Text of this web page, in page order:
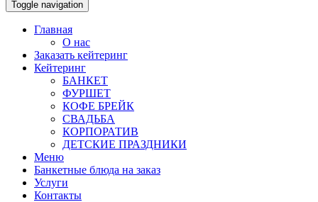
Toggle navigation
Главная
О нас
Заказать кейтеринг
Кейтеринг
БАНКЕТ
ФУРШЕТ
КОФЕ БРЕЙК
СВАДЬБА
КОРПОРАТИВ
ДЕТСКИЕ ПРАЗДНИКИ
Меню
Банкетные блюда на заказ
Услуги
Контакты